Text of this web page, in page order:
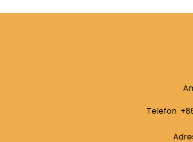
Telefon